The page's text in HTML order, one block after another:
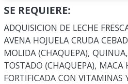
SE REQUIERE:
ADQUISICION DE LECHE
AVENA HOJUELA CRUDA
MOLIDA (CHAQUEPA),
TOSTADO (CHAQUEPA), MACA
FORTIFICADA CON VITAMINAS